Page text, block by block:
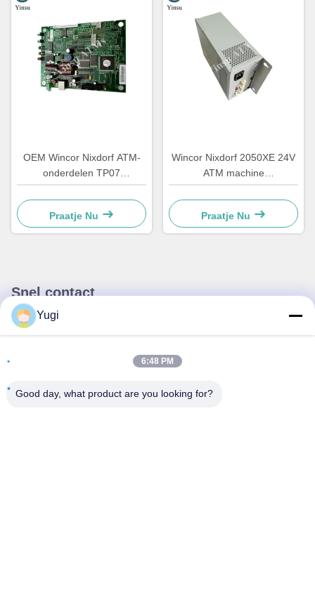
OEM Wincor Nixdorf ATM-
onderdelen TP07
ontvangstprinter Main PCB
Controller Board
01750063547
Praatje Nu
Wincor Nixdorf 2050XE 24V
ATM machine
stroomvoorziening
onderdelen 01750069162
1750069162
Praatje Nu
Snel contact
Adres
Xingye EastRoad, Shunjiang Community Industrial Park,
Yugi
6:48 PM
Good day, what product are you looking for?